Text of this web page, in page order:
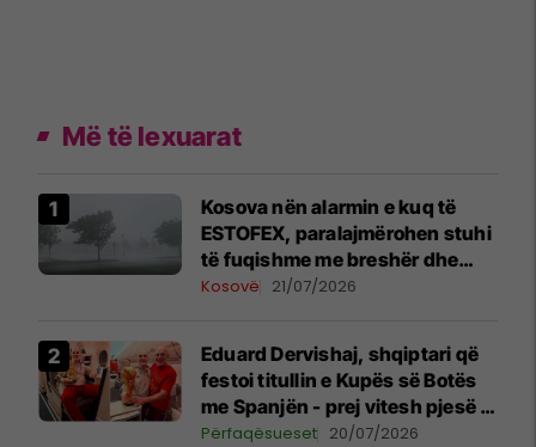
Më të lexuarat
Kosova nën alarmin e kuq të
ESTOFEX, paralajmërohen stuhi
të fuqishme me breshër dhe
erëra të forta
Kosovë 21/07/2026
Eduard Dervishaj, shqiptari që
festoi titullin e Kupës së Botës
me Spanjën - prej vitesh pjesë e
federatës spanjolle
Përfaqësueset 20/07/2026